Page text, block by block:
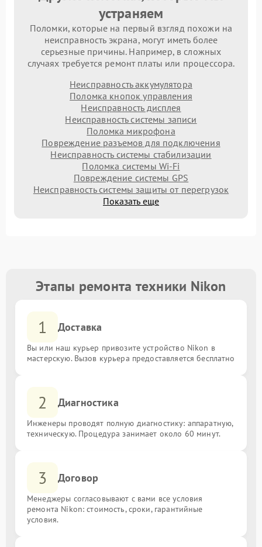
устраняем
Поломки, которые на первый взгляд похожи на
неисправность экрана, могут иметь более
серьезные причины. Например, в сложных
случаях требуется ремонт платы или процессора.
Неисправность аккумулятора
Поломка кнопок управления
Неисправность дисплея
Неисправность системы записи
Поломка микрофона
Повреждение разъемов для подключения
Неисправность системы стабилизации
Поломка системы Wi-Fi
Повреждение системы GPS
Неисправность системы защиты от перегрузок
Показать еще
Этапы ремонта техники Nikon
1 Доставка
Вы или наш курьер привозите устройство Nikon в
мастерскую. Вызов курьера предоставляется бесплатно
2 Диагностика
Инженеры проводят полную диагностику: аппаратную,
техническую. Процедура занимает около 60 минут.
3 Договор
Менеджеры согласовывают с вами все условия
ремонта Nikon: стоимость, сроки, гарантийные
условия.